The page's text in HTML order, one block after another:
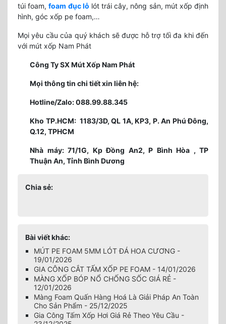
túi foam,foam đục lỗ lót trái cây, nông sản, mút xốp định
hình, góc xốp pe foam,…
Mọi yêu cầu của quý khách sẽ được hỗ trợ tối đa khi đến
với mút xốp Nam Phát
Công Ty SX Mút Xốp Nam Phát
Mọi thông tin chi tiết xin liên hệ:
Hotline/Zalo: 088.99.88.345
Kho TP.HCM: 1183/3D, QL 1A, KP3, P. An Phú Đông,
Q.12, TPHCM
Nhà máy: 71/1G, Kp Đồng An2, P Bình Hòa , TP
Thuận An, Tỉnh Bình Dương
Chia sẻ:
Bài viết khác:
MÚT PE FOAM 5MM LÓT ĐÁ HOA CƯƠNG -
19/01/2026
GIA CÔNG CẮT TẤM XỐP PE FOAM - 14/01/2026
MÀNG XỐP BÓP NỔ CHỐNG SỐC GIÁ RẺ -
12/01/2026
Màng Foam Quấn Hàng Hoá Là Giải Pháp An Toàn
Cho Sản Phẩm - 25/12/2025
Gia Công Tấm Xốp Hơi Giá Rẻ Theo Yêu Cầu -